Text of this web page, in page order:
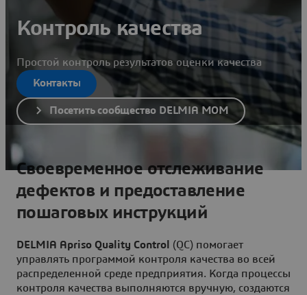
Контроль качества
Простой контроль результатов оценки качества
Контакты
Посетить сообщество DELMIA MOM
Своевременное отслеживание
дефектов и предоставление
пошаговых инструкций
DELMIA Apriso Quality Control
(QC) помогает
управлять программой контроля качества во всей
распределенной среде предприятия. Когда процессы
контроля качества выполняются вручную, создаются